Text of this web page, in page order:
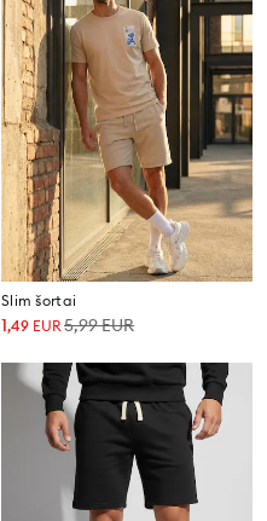
Slim šortai
1,49 EUR5,99EUR